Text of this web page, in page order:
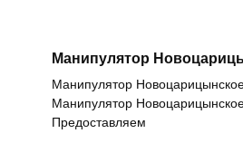
Манипулятор
Манипулятор
Манипулятор
Предоставляем